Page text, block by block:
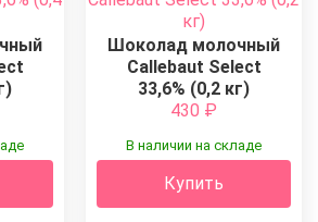
Шоколад молочный
Callebaut Select
33,6% (0,2 кг)
430 ₽
В наличии на складе
Купить